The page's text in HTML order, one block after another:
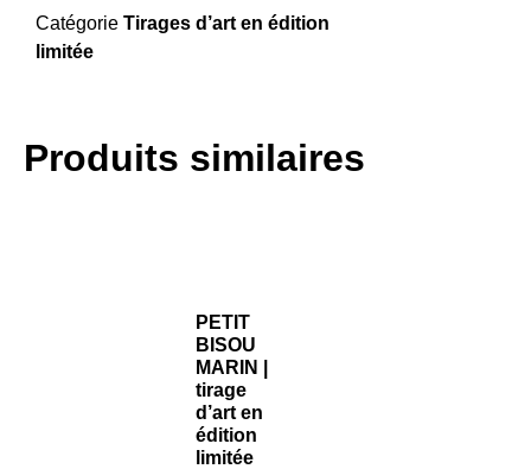
Produits similaires
PETIT
BISOU
MARIN |
tirage
d’art en
édition
limitée
Catégorie Tirages d’art en édition
limitée